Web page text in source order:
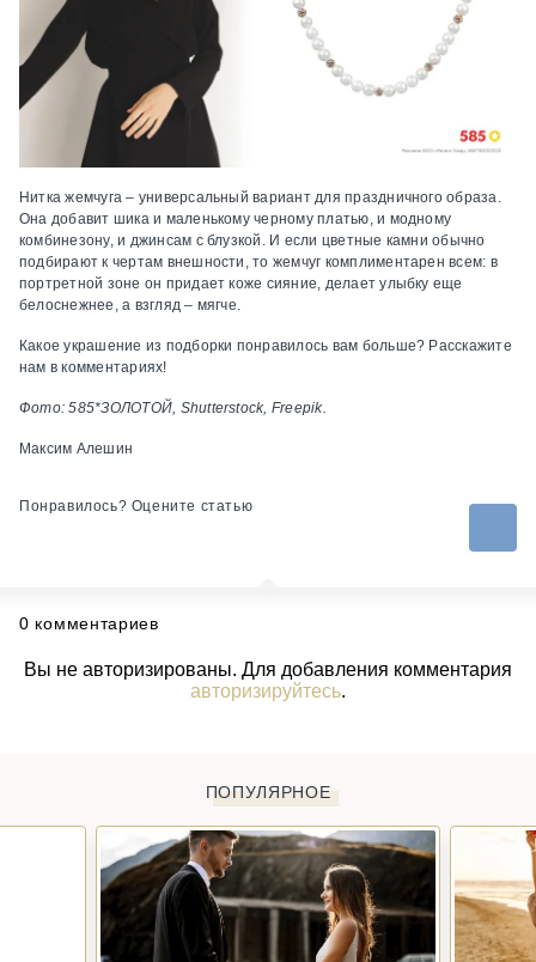
Нитка жемчуга – универсальный вариант для праздничного образа.
Она добавит шика и маленькому черному платью, и модному
комбинезону, и джинсам с блузкой. И если цветные камни обычно
подбирают к чертам внешности, то жемчуг комплиментарен всем: в
портретной зоне он придает коже сияние, делает улыбку еще
белоснежнее, а взгляд – мягче.
Какое украшение из подборки понравилось вам больше? Расскажите
нам в комментариях!
Фото: 585*ЗОЛОТОЙ, Shutterstock, Freepik.
Максим Алешин
Понравилось? Оцените статью
0 комментариев
Вы не авторизированы. Для добавления комментария
авторизируйтесь.
ПОПУЛЯРНОЕ